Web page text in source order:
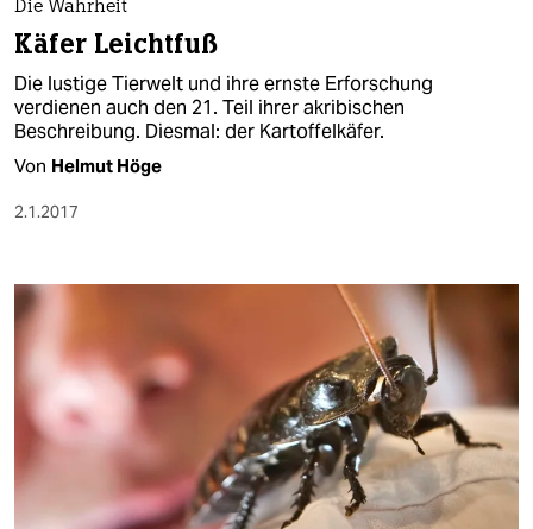
Die Wahrheit
Käfer Leichtfuß
Die lustige Tierwelt und ihre ernste Erforschung
verdienen auch den 21. Teil ihrer akribischen
Beschreibung. Diesmal: der Kartoffelkäfer.
Von Helmut Höge
2.1.2017